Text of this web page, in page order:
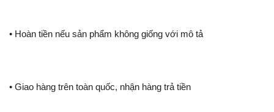
• Hoàn tiền nếu sản phẩm không giống với mô tả
• Giao hàng trên toàn quốc, nhận hàng trả tiền